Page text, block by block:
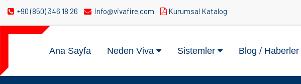
+90 (850) 346 18 26 info@vivafire.com Kurumsal Katalog
Ana Sayfa Neden Viva Sistemler Blog / Haberler